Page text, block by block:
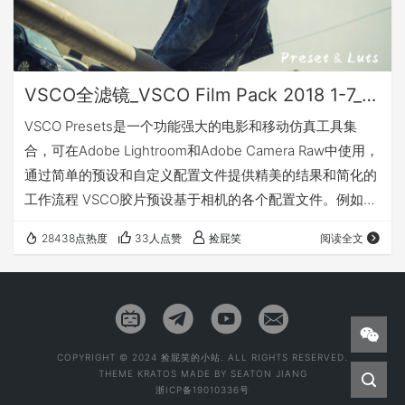
VSCO全滤镜_VSCO Film Pack 2018 1-7_Win&Mac
VSCO Presets是一个功能强大的电影和移动仿真工具集
合，可在Adobe Lightroom和Adobe Camera Raw中使用，
通过简单的预设和自定义配置文件提供精美的结果和简化的
工作流程 VSCO胶片预设基于相机的各个配置文件。例如，
新创建宝丽来，富士或其他类型的电影的外观，那么这个软
件是你应该注意的一件事。专为相机富士，佳能，尼康，索
择使用哪种相机来应用效果）。20年前电影VSCO上映了美
28438点热度 33人点赞 捡屁笑 阅读全文
COPYRIGHT © 2024 捡屁笑的小站. ALL RIGHTS RESERVED.
THEME KRATOS MADE BY SEATON JIANG
浙ICP备19010336号